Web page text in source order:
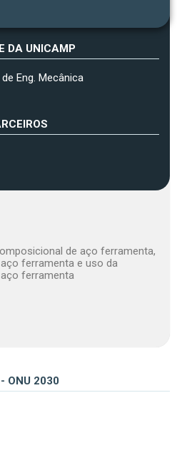
DA UNICAMP
Eng. Mecânica
de aço ferramenta,
ferramenta e uso da
ferramenta
ONU 2030